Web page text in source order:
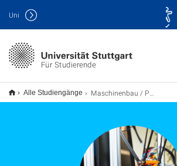
Für Studierende
Uni
Alle Studiengänge Maschinenbau / Produktentwicklung und Konstruktionstechnik M.Sc.